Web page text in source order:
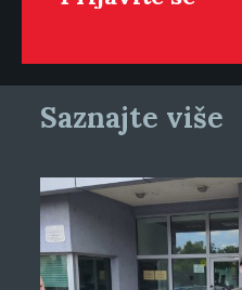
Saznajte više